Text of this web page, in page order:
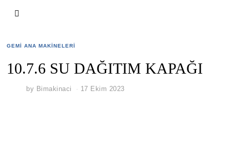
GEMI ANA MAKINELERI
10.7.6 SU DAĞITIM KAPAĞI
by Bimakinaci 17 Ekim 2023